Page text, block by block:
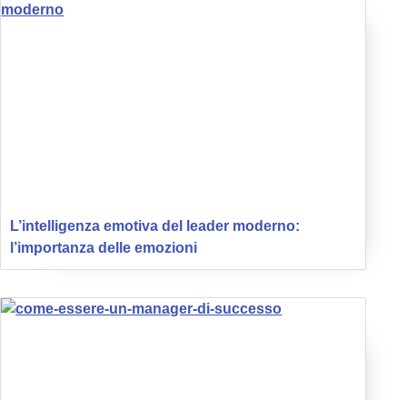
L’intelligenza emotiva del leader moderno:
l’importanza delle emozioni